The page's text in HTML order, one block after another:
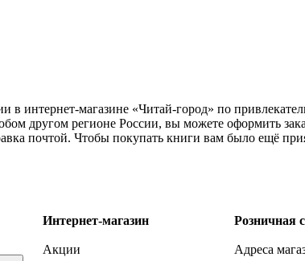
в интернет-магазине «Читай-город» по
другом регионе России, вы можете оформить
почтой. Чтобы покупать книги вам было ещё
Интернет-магазин
Акции
Розничная
Адреса